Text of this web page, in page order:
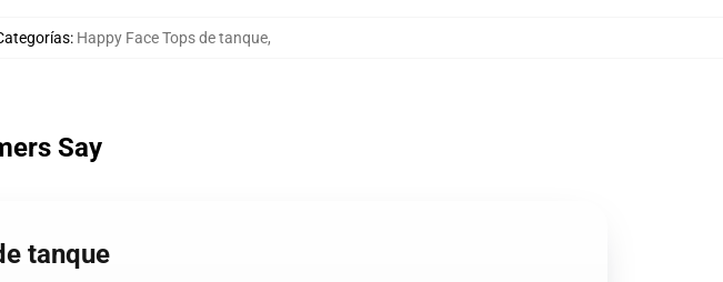
: Happy Face Tops de tanque,
Say
tanque